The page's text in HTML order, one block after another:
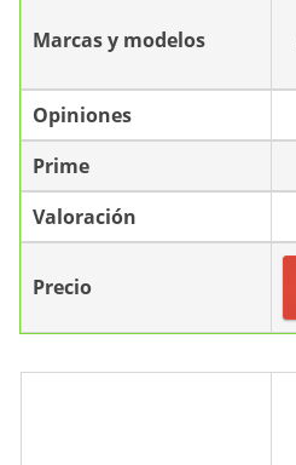
Marcas y modelos
Opiniones
Prime
Valoración
Precio